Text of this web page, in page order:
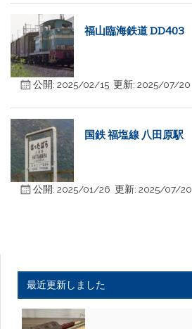
福山臨海鉄道 DD403
公開: 2025/02/15 更新: 2025/07/20
国鉄 福塩線 八田原駅
公開: 2025/01/26 更新: 2025/07/20
最近更新しました